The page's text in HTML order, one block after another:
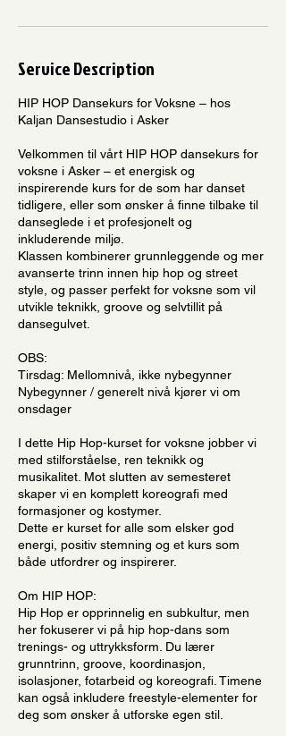
Service Description
HIP HOP Dansekurs for Voksne – hos
Kaljan Dansestudio i Asker
Velkommen til vårt HIP HOP dansekurs for
voksne i Asker – et energisk og
inspirerende kurs for de som har danset
tidligere, eller som ønsker å finne tilbake til
danseglede i et profesjonelt og
inkluderende miljø.
Klassen kombinerer grunnleggende og mer
avanserte trinn innen hip hop og street
style, og passer perfekt for voksne som vil
utvikle teknikk, groove og selvtillit på
dansegulvet.
OBS:
Tirsdag: Mellomnivå, ikke nybegynner
Nybegynner / generelt nivå kjører vi om
onsdager
I dette Hip Hop-kurset for voksne jobber vi
med stilforståelse, ren teknikk og
musikalitet. Mot slutten av semesteret
skaper vi en komplett koreografi med
formasjoner og kostymer.
Dette er kurset for alle som elsker god
energi, positiv stemning og et kurs som
både utfordrer og inspirerer.
Om HIP HOP:
Hip Hop er opprinnelig en subkultur, men
her fokuserer vi på hip hop-dans som
trenings- og uttrykksform. Du lærer
grunntrinn, groove, koordinasjon,
isolasjoner, fotarbeid og koreografi. Timene
kan også inkludere freestyle-elementer for
deg som ønsker å utforske egen stil.